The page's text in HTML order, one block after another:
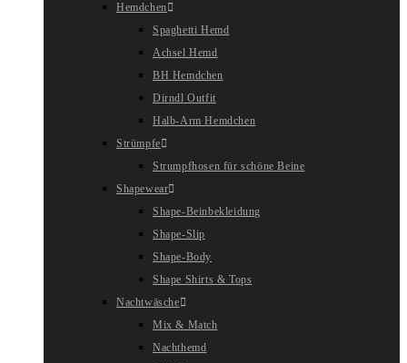
Hemdchen
Spaghetti Hemd
Achsel Hemd
BH Hemdchen
Dirndl Outfit
Halb-Arm Hemdchen
Strümpfe
Strumpfhosen für schöne Beine
Shapewear
Shape-Beinbekleidung
Shape-Slip
Shape-Body
Shape Shirts & Tops
Nachtwäsche
Mix & Match
Nachthemd